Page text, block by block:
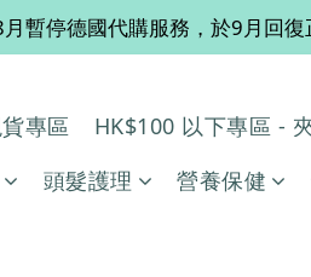
免運費，買多件更抵！
暫停德國代購服務，於9月回復
專區
HK$100 以下專區 -
頭髮護理 營養保健